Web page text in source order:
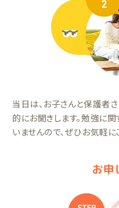
当日は、お子さんと保護者
的にお聞きします。勉強に
いませんので、ぜひお気軽に
お申